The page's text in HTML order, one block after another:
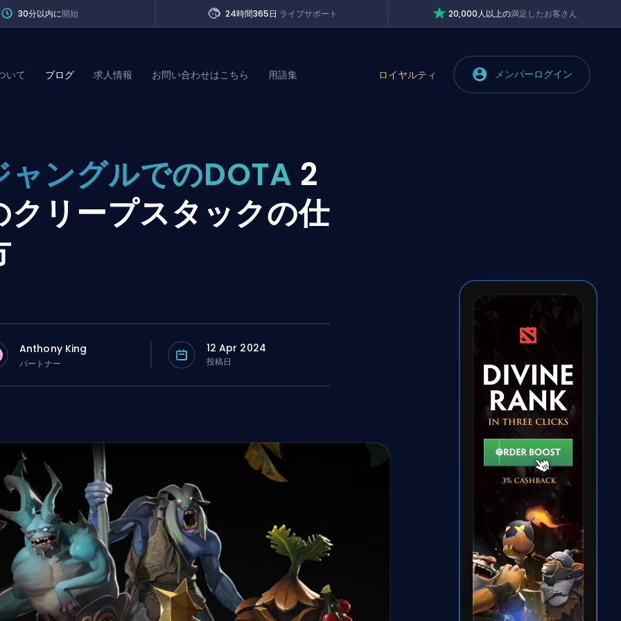
30分以内に開始 24時間365日 ライブサポート 20,000人以上の満足したお客さん
いて ブログ 求人情報 お問い合わせはこちら 用語集 ロイヤルティ メンバーログイン
ャングルでのDOTA 2
クリープスタックの仕
Anthony King
パートナー
12 Apr 2024
投稿日